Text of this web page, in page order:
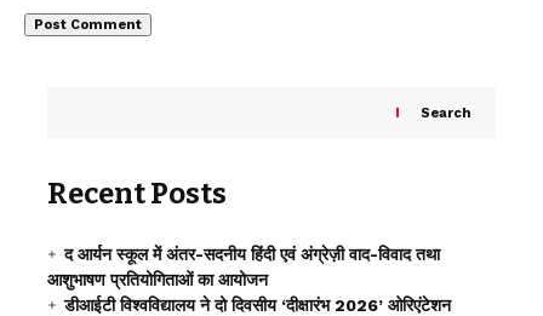
Search
Recent Posts
द आर्यन स्कूल में अंतर-सदनीय हिंदी एवं अंग्रेज़ी वाद-विवाद तथा
आशुभाषण प्रतियोगिताओं का आयोजन
डीआईटी विश्वविद्यालय ने दो दिवसीय ‘दीक्षारंभ 2026’ ओरिएंटेशन